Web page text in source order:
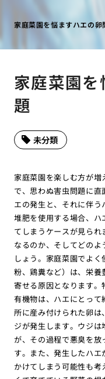
家庭菜園を悩ますハエの卵
家庭菜園
題
未分類
家庭菜園を楽しむ方が
で、思わぬ害虫問題に
エの発生と、それに伴
堆肥を使用する場合、
てしまうケースが見ら
なるのか、そしてどの
しょう。家庭菜園でよ
粉、鶏糞など）は、栄養
寄せる原因となります
有機物は、ハエにとっ
所に産み付けられた卵は
ジが発生します。ウジ
が、その過程で悪臭を
す。また、発生したハ
かけてしまう可能性も